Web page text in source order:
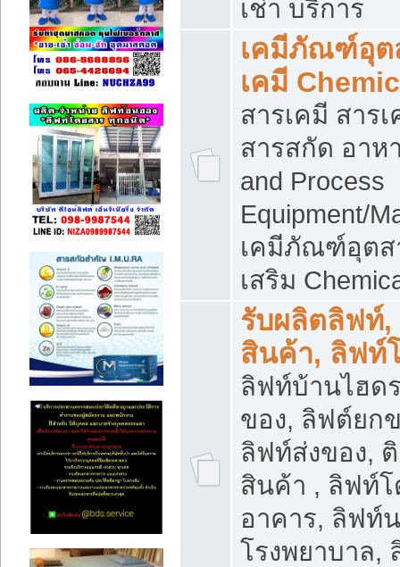
เช่า บริการ
เคมีภัณฑ์อุต
เคมี
สารเคมี สาร
สารสกัด อาห
and Process
Equipment/
เคมีภัณฑ์อุตส
เสริม
รับผลิตลิฟท์
สินค้า, ลิฟท์
ลิฟท์บ้านไฮด
ของ, ลิฟต์ยก
ลิฟท์ส่งของ,
สินค้า , ลิฟท์
อาคาร, ลิฟท์
โรงพยาบาล,